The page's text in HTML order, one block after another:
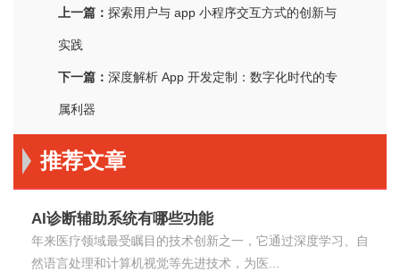
上一篇： 探索用户与 app 小程序交互方式的创新与
实践
下一篇： 深度解析 App 开发定制：数字化时代的专
属利器
推荐文章
AI诊断辅助系统有哪些功能
年来医疗领域最受瞩目的技术创新之一，它通过深度学习、自
然语言处理和计算机视觉等先进技术，为医...